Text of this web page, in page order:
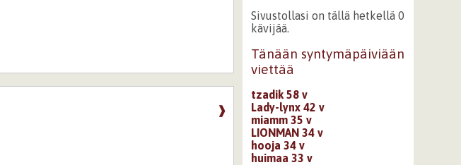
❱
Sivustollasi on tällä hetkellä 0
kävijää.
Tänään syntymäpäiviään
viettää
tzadik 58 v
Lady-lynx 42 v
miamm 35 v
LIONMAN 34 v
hooja 34 v
huimaa 33 v